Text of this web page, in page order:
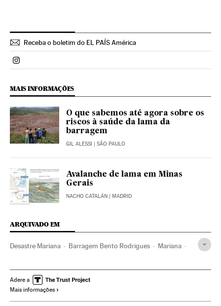
Receba o boletim do EL PAÍS América
Politica El País Brasil en Instagram
MAIS INFORMAÇÕES
O que sabemos até agora sobre os
riscos à saúde da lama da
barragem
GIL ALESSI | SÃO PAULO
Avalanche de lama em Minas
Gerais
NACHO CATALÁN | MADRID
ARQUIVADO EM
Desastre Mariana Barragem Bento Rodrigues Mariana
Minas Gerais Jazidas mineiras
América do Sul
Adere a
Mais informações